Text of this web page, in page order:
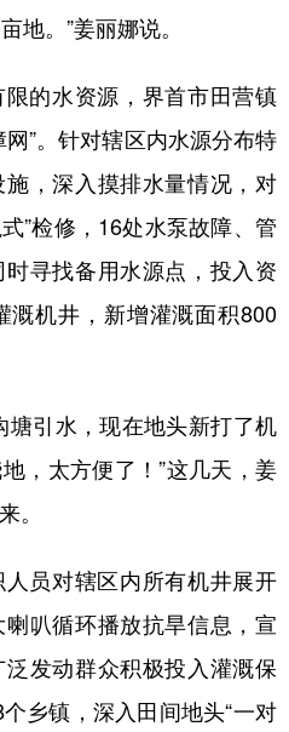
地。”姜丽娜说。
的水资源，界首市田营镇
”。针对辖区内水源分布特
，深入摸排水量情况，对
”检修，16处水泵故障、管
寻找备用水源点，投入资
溉机井，新增灌溉面积800
引水，现在地头新打了机
，太方便了！”这几天，姜
。
员对辖区内所有机井展开
叭循环播放抗旱信息，宣
发动群众积极投入灌溉保
乡镇，深入田间地头“一对